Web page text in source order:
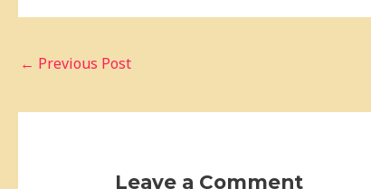
← Previous Post
Leave a Comment